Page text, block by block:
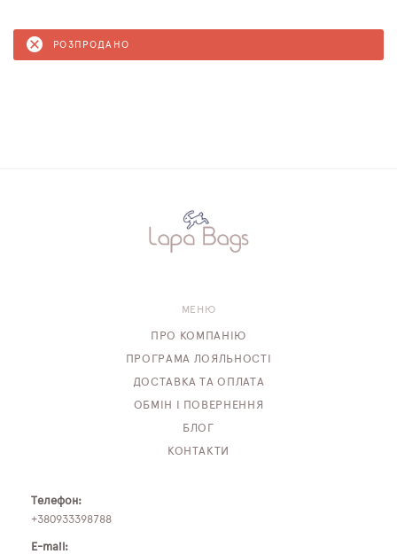
РОЗПРОДАНО
МЕНЮ
ПРО КОМПАНІЮ
ПРОГРАМА ЛОЯЛЬНОСТІ
ДОСТАВКА ТА ОПЛАТА
ОБМІН І ПОВЕРНЕННЯ
БЛОГ
КОНТАКТИ
Телефон:
+380933398788
E-mail: